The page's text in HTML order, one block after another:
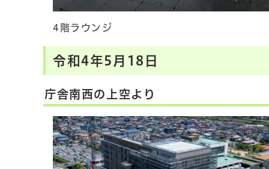
4階ラウンジ
令和4年5月18日
庁舎南西の上空より